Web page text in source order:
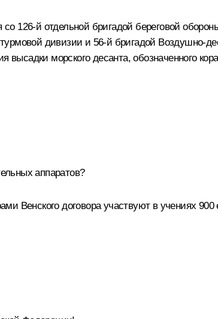
126‑й отдельной бригадой береговой
дивизии и 56‑й бригадой Воздушно-
морского десанта, обозначенного
аппаратов?
Венского договора участвуют в учениях